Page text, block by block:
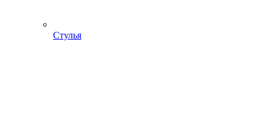
Стулья